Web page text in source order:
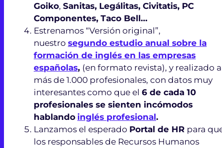
Goiko, Sanitas, Legálitas, Civitatis, PC
Componentes, Taco Bell…
Estrenamos “Versión original”,
nuestro segundo estudio anual sobre la
formación de inglés en las empresas
españolas, (en formato revista), y realizado a
más de 1.000 profesionales, con datos muy
interesantes como que el 6 de cada 10
profesionales se sienten incómodos
hablando inglés profesional.
Lanzamos el esperado Portal de HR para
los responsables de Recursos Humanos